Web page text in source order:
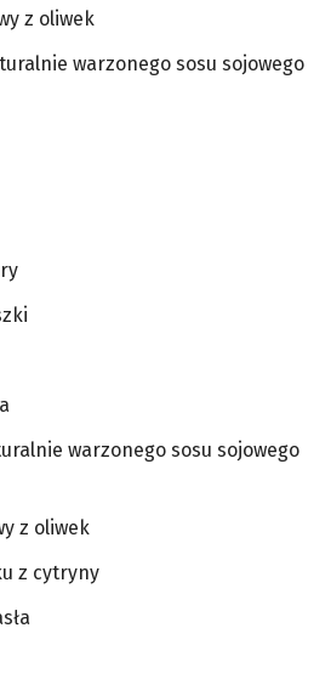
z oliwek
warzonego sosu sojowego
warzonego sosu sojowego
z oliwek
z cytryny